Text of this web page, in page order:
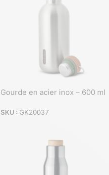
Gourde en acier inox – 600 ml
SKU : GK20037